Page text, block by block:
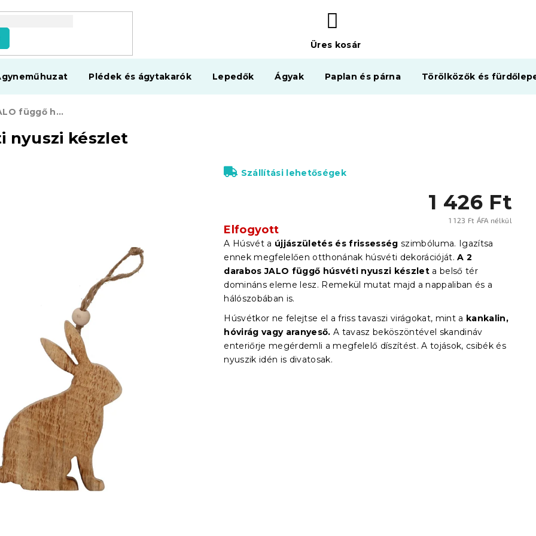
KOSÁR
Üres kosár
Plédek és ágytakarók Lepedők Ágyak Paplan és párna Törölközők és
2 darabos JALO függő húsvéti nyuszi készlet
nyuszi készlet
1 426 Ft
1 123 Ft ÁFA nélkül
Elfogyott
Szállítási lehetőségek
A Húsvét a újjászületés és frissesség szimbóluma. Igazítsa
ennek megfelelően otthonának húsvéti dekorációját. A 2
darabos JALO függő húsvéti nyuszi készlet a belső tér
domináns eleme lesz. Remekül mutat majd a nappaliban és a
hálószobában is.
Húsvétkor ne felejtse el a friss tavaszi virágokat, mint a kankalin,
hóvirág vagy aranyeső. A tavasz beköszöntével skandináv
enteriőrje megérdemli a megfelelő díszítést. A tojások, csibék és
nyuszik idén is divatosak.